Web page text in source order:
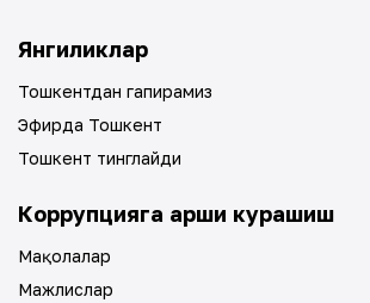
Янгиликлар
Тошкентдан гапирамиз
Эфирда Тошкент
Тошкент тинглайди
Коррупцияга қарши курашиш
Мақолалар
Мажлислар